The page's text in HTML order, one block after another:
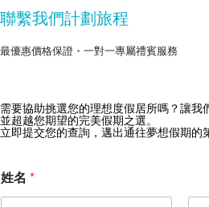
獲取 Zekkei
訂閱獨家優惠與旅
聯繫我們計劃旅程
最優惠價格保證・一對一專屬禮賓服務
需要協助挑選您的理想度假居所嗎？讓
並超越您期望的完美假期之選。
立即提交您的查詢，邁出通往夢想假期的
姓名 *